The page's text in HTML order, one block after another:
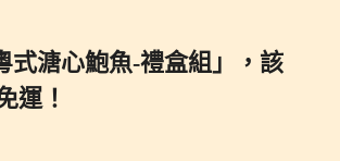
式溏心鮑魚-禮盒組」，該
運！